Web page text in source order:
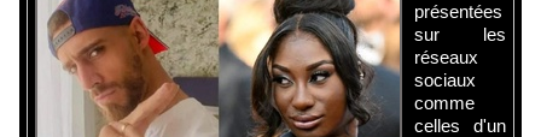
présentées
sur les
réseaux
sociaux
comme
celles d'un